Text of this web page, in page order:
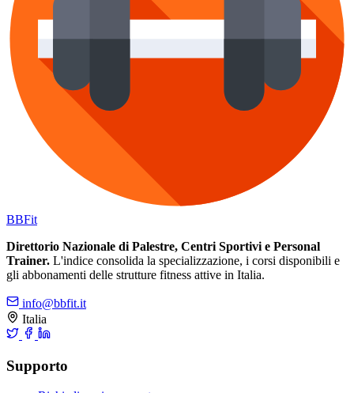
BBFit
Direttorio Nazionale di Palestre, Centri Sportivi e Personal
Trainer. L'indice consolida la specializzazione, i corsi disponibili e
gli abbonamenti delle strutture fitness attive in Italia.
info@bbfit.it
Italia
Supporto